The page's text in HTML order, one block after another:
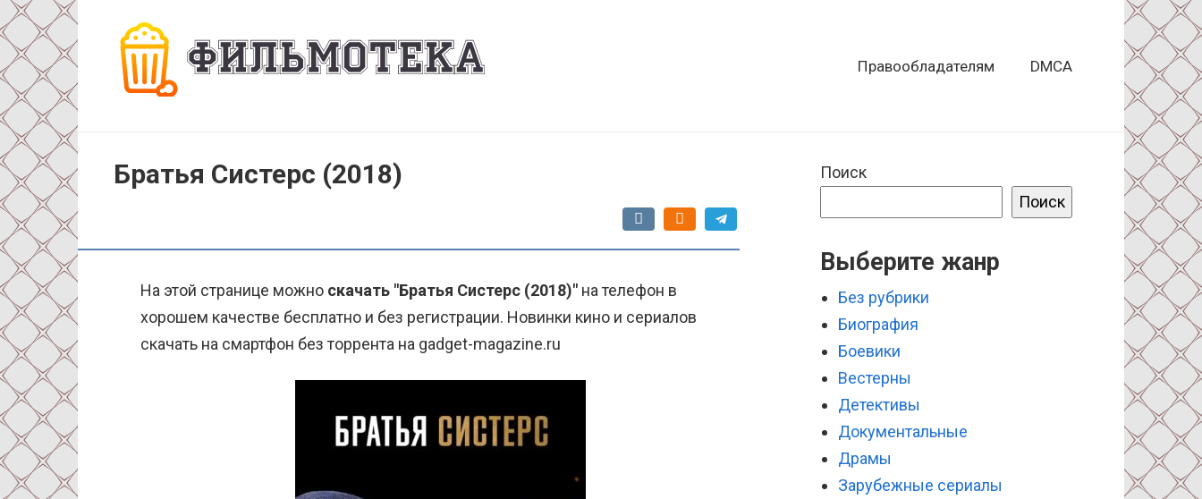
Перейти
к
контенту
Правообладателям DMCA
Братья Систерс (2018)
На этой странице можно скачать "Братья Систерс (2018)" на телефон в
хорошем качестве бесплатно и без регистрации. Новинки кино и сериалов
скачать на смартфон без торрента на gadget-magazine.ru
Поиск
Поиск
Выберите жанр
Без рубрики
Биография
Боевики
Вестерны
Детективы
Документальные
Драмы
Зарубежные сериалы